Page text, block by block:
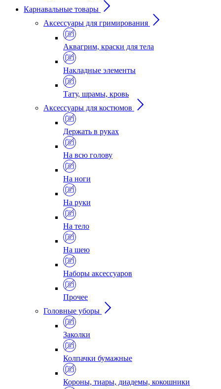
Карнавальные товары
Аксессуары для гримирования
Аквагрим, краски для тела
Накладные элементы
Тату, шрамы, кровь
Аксессуары для костюмов
Держать в руках
На всю голову
На ноги
На руки
На тело
На шею
Наборы аксессуаров
Прочее
Головные уборы
Заколки
Колпачки бумажные
Короны, тиары, диадемы, кокошники